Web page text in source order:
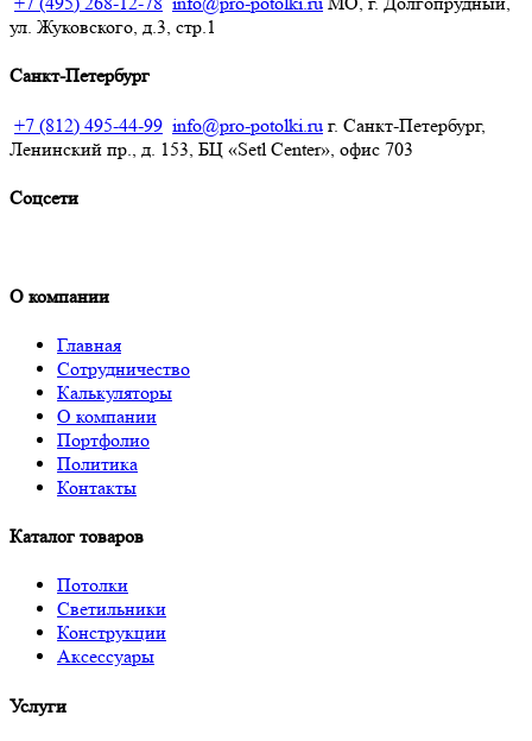
ул. Жуковского, д.3, стр.1
Санкт-Петербург
+7 (812) 495-44-99 info@pro-potolki.ru г. Санкт-Петербург,
Ленинский пр., д. 153, БЦ «Setl Center», офис 703
Соцсети
О компании
Главная
Сотрудничество
Калькуляторы
О компании
Портфолио
Политика
Контакты
Каталог товаров
Потолки
Светильники
Конструкции
Аксессуары
Услуги